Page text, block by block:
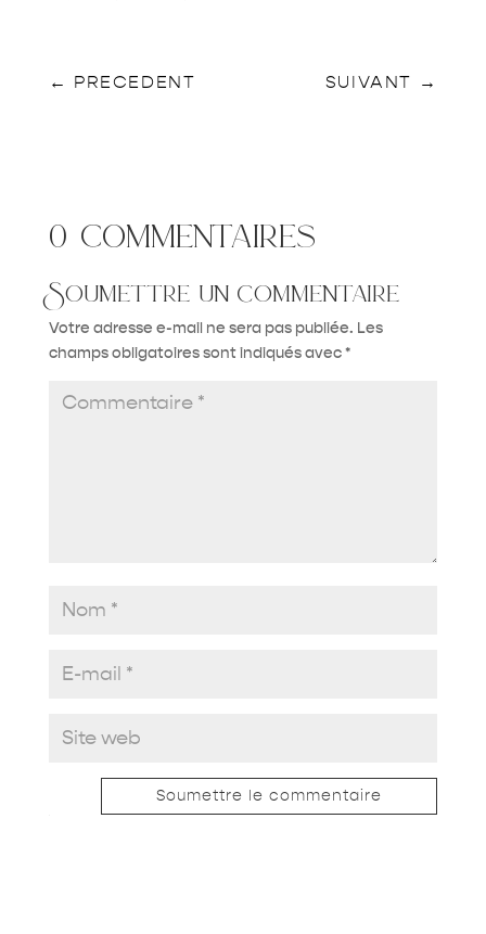
← PRECEDENT SUIVANT →
0 commentaires
Soumettre un commentaire
Votre adresse e-mail ne sera pas publiée. Les
champs obligatoires sont indiqués avec*
Soumettre le commentaire